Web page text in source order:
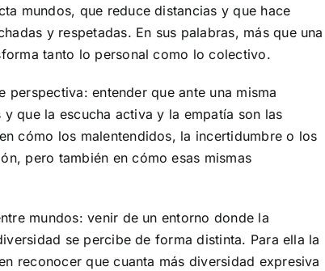
mundos, que reduce distancias y que hace
y respetadas. En sus palabras, más que una
tanto lo personal como lo colectivo.
entender que ante una misma
que la escucha activa y la empatía son las
cómo los malentendidos, la incertidumbre o los
pero también en cómo esas mismas
mundos: venir de un entorno donde la
se percibe de forma distinta. Para ella la
reconocer que cuanta más diversidad expresiva